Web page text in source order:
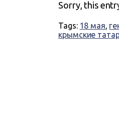
Sorry, this
Tags: 18 мая,
крымские